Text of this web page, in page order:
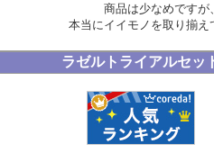
商品は少なめですが
本当にイイモノを取り揃え
ラゼルトライアルセッ